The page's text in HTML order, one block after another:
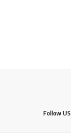
Follow US